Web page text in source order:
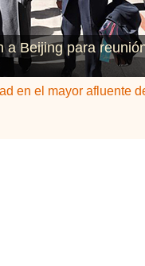
a Beijing para
en el mayor afluente